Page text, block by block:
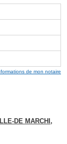
de mon notaire
DE MARCHI,